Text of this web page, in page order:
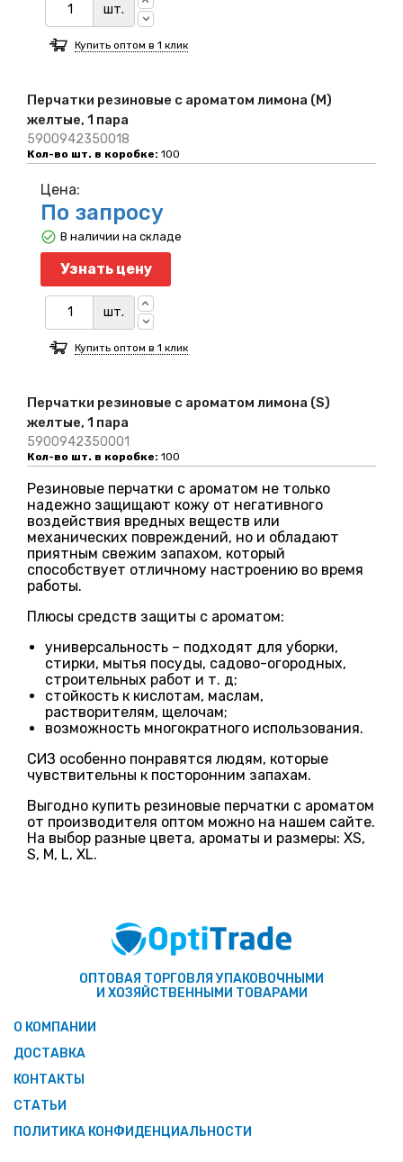
Перчатки резиновые с ароматом лимона (M)
желтые, 1 пара
5900942350018
Кол-во шт. в коробке: 100
шт.
Купить оптом в 1 клик
Перчатки резиновые с ароматом лимона (S)
желтые, 1 пара
5900942350001
Кол-во шт. в коробке: 100
Цена:
По запросу
Узнать цену
шт.
В наличии на складе
Купить оптом в 1 клик
Резиновые перчатки с ароматом не только
надежно защищают кожу от негативного
воздействия вредных веществ или
механических повреждений, но и обладают
приятным свежим запахом, который
способствует отличному настроению во время
работы.
Плюсы средств защиты с ароматом:
универсальность – подходят для уборки,
стирки, мытья посуды, садово-огородных,
строительных работ и т. д;
стойкость к кислотам, маслам,
растворителям, щелочам;
возможность многократного использования.
СИЗ особенно понравятся людям, которые
чувствительны к посторонним запахам.
Выгодно купить резиновые перчатки с ароматом
от производителя оптом можно на нашем сайте.
На выбор разные цвета, ароматы и размеры: XS,
S, M, L, XL.
ОПТОВАЯ ТОРГОВЛЯ УПАКОВОЧНЫМИ
И ХОЗЯЙСТВЕННЫМИ ТОВАРАМИ
О КОМПАНИИ
ДОСТАВКА
КОНТАКТЫ
СТАТЬИ
ПОЛИТИКА КОНФИДЕНЦИАЛЬНОСТИ